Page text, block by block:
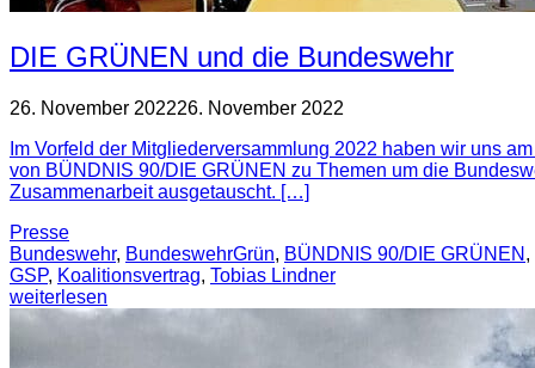
DIE GRÜNEN und die Bundeswehr
26. November 202226. November 2022
Im Vorfeld der Mitgliederversammlung 2022 haben wir uns
von BÜNDNIS 90/DIE GRÜNEN zu Themen um die
Zusammenarbeit ausgetauscht. […]
Presse
Bundeswehr, BundeswehrGrün, BÜNDNIS 90/DIE GRÜNEN ,
GSP, Koalitionsvertrag, Tobias Lindner
weiterlesen